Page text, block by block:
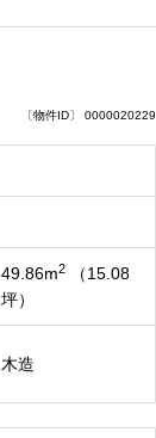
〔物件ID〕 0000020229
49.86m2
（15.08
坪）
木造